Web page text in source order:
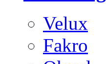
Velux
Fakro